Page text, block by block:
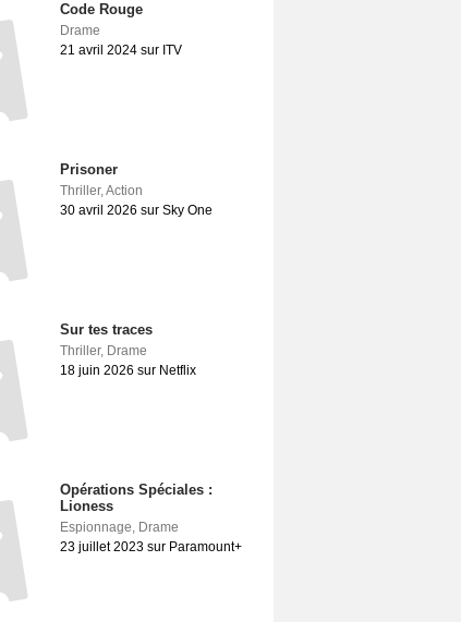
Code Rouge
Drame
21 avril 2024 sur ITV
Prisoner
Thriller,Action
30 avril 2026 sur Sky One
Sur tes traces
Thriller, Drame
18 juin 2026 sur Netflix
Opérations Spéciales :
Lioness
Espionnage, Drame
23 juillet 2023 sur Paramount+